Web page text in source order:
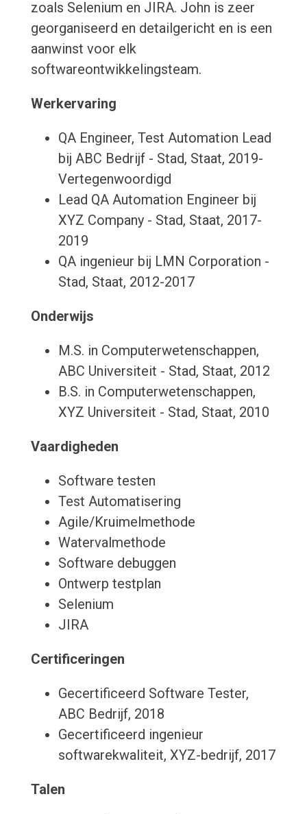
zoals Selenium en JIRA. John is zeer
georganiseerd en detailgericht en is een
aanwinst voor elk
softwareontwikkelingsteam.
Werkervaring
QA Engineer, Test Automation Lead
bij ABC Bedrijf - Stad, Staat, 2019-
Vertegenwoordigd
Lead QA Automation Engineer bij
XYZ Company - Stad, Staat, 2017-
2019
QA ingenieur bij LMN Corporation -
Stad, Staat, 2012-2017
Onderwijs
M.S. in Computerwetenschappen,
ABC Universiteit - Stad, Staat, 2012
B.S. in Computerwetenschappen,
XYZ Universiteit - Stad, Staat, 2010
Vaardigheden
Software testen
Test Automatisering
Agile/Kruimelmethode
Watervalmethode
Software debuggen
Ontwerp testplan
Selenium
JIRA
Certificeringen
Gecertificeerd Software Tester,
ABC Bedrijf, 2018
Gecertificeerd ingenieur
softwarekwaliteit, XYZ-bedrijf, 2017
Talen